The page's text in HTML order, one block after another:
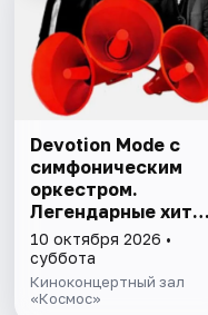
Devotion Mode с
симфоническим
оркестром.
Легендарные хиты
Депеш Мод
10 октября 2026 •
суббота
Киноконцертный зал
«Космос»